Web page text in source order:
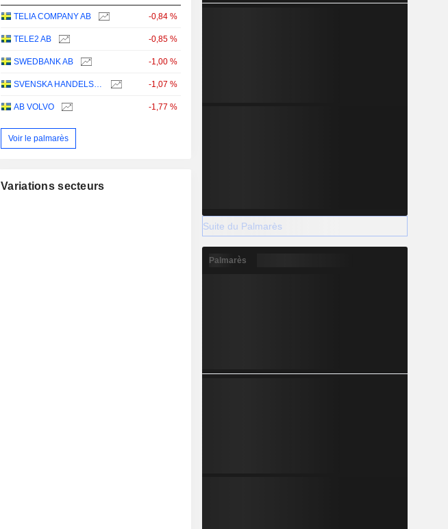
TELIA COMPANY AB -0,84 %
TELE2 AB -0,85 %
SWEDBANK AB -1,00 %
SVENSKA HANDELSBANKEN AB -1,07 %
AB VOLVO -1,77 %
Voir le palmarès
Variations secteurs
Suite du Palmarès
Palmarès